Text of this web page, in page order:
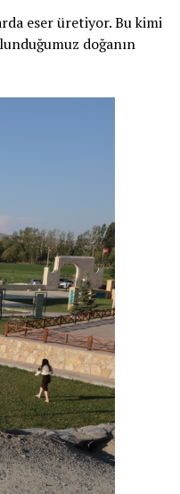
eser üretiyor. Bu kimi
doğanın